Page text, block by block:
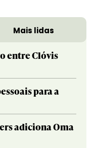
Mais lidas
entre Clóvis
para a
adiciona Oma